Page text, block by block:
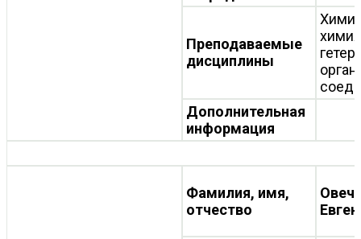
Преподаваемые
дисциплины
химия
Дополнительная
информация
Фамилия, имя,
отчество